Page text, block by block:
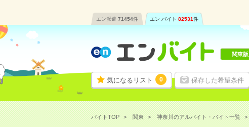
エン派遣 71454件 エン バイト 82531件
気になるリスト 0 保存した希望条件
関東版
バイトTOP 関東 神奈川のアルバイト・バイト一覧